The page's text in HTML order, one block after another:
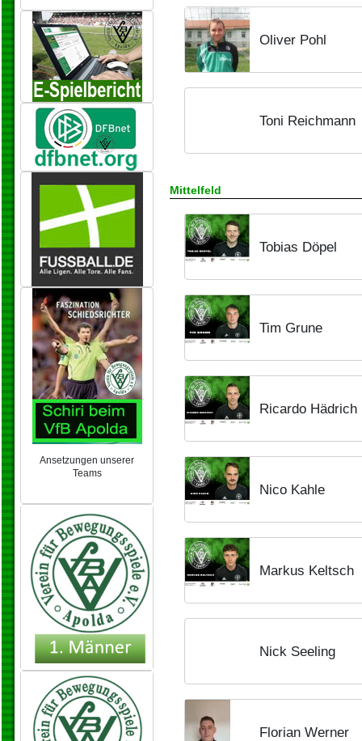
Ansetzungen unserer
Teams
Oliver Pohl
Toni Reichmann
Mittelfeld
Tobias Döpel
Tim Grune
Ricardo Hädrich
Nico Kahle
Markus Keltsch
Nick Seeling
Florian Werner